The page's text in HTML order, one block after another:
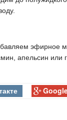
эфирное
апельсин или